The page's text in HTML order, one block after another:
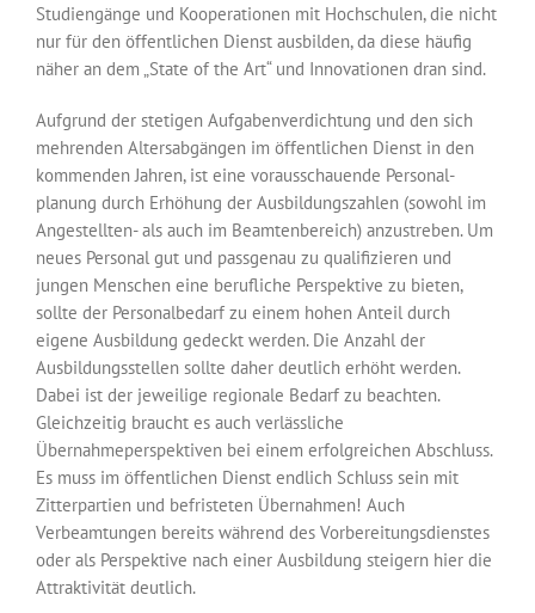
Studiengänge und Kooperationen mit Hochschulen, die nicht
nur für den öffentlichen Dienst ausbilden, da diese häufig
näher an dem „State of the Art“ und Innovationen dran sind.
Aufgrund der stetigen Aufgabenverdichtung und den sich
mehrenden Altersabgängen im öffentlichen Dienst in den
kommenden Jahren, ist eine vorausschauende Personal­
planung durch Erhöhung der Ausbildungszahlen (sowohl im
Angestellten- als auch im Beamtenbereich) anzustreben. Um
neues Personal gut und passgenau zu quali­fizieren und
jungen Menschen eine berufliche Perspektive zu bieten,
sollte der Personalbedarf zu einem hohen Anteil durch
eigene Ausbildung gedeckt werden. Die Anzahl der
Ausbildungsstellen sollte daher deutlich erhöht werden.
Dabei ist der jeweilige regionale Bedarf zu beachten.
Gleichzeitig braucht es auch verlässliche
Übernahmeperspektiven bei einem erfolgreichen Abschluss.
Es muss im öffentlichen Dienst endlich Schluss sein mit
Zitterpartien und befristeten Übernahmen! Auch
Verbeamtungen bereits während des Vorbereitungsdienstes
oder als Perspektive nach einer Ausbildung steigern hier die
Attraktivität deutlich.